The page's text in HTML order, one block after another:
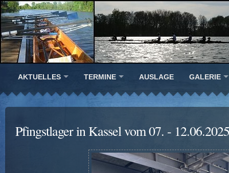
AKTUELLES TERMINE AUSLAGE GALERIE
Pfingstlager in Kassel vom 07. - 12.06.2025